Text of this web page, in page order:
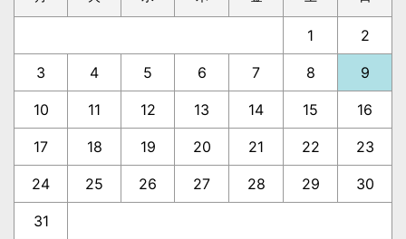
1 2
3 4 5 6 7 8 9
10 11 12 13 14 15 16
17 18 19 20 21 22 23
24 25 26 27 28 29 30
31